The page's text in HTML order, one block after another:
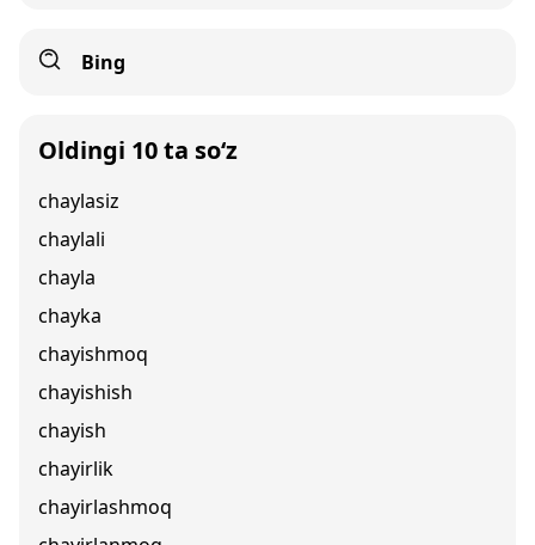
Bing
Oldingi 10 ta so‘z
chaylasiz
chaylali
chayla
chayka
chayishmoq
chayishish
chayish
chayirlik
chayirlashmoq